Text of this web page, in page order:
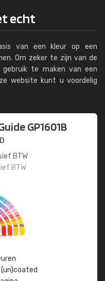
echt
van een kleur op een
Om zeker te zijn van de
gebruik te maken van een
website kunt u voordelig
GP1601B
BTW
BTW